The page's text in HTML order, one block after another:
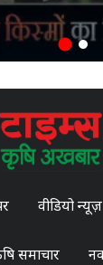
वीडियो न्यूज़
समाचार